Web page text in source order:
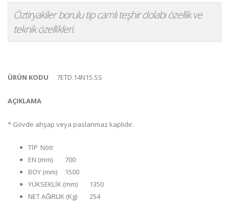
Öztiryakiler borulu tip camlı teşhir dolabı özellik ve
teknik özellikleri.
ÜRÜN KODU 7ETD.14N15.SS
AÇIKLAMA
* Gövde ahşap veya paslanmaz kaplıdır.
TİP Nötr
EN (mm)
700
BOY (mm)
1500
YÜKSEKLİK (mm)
1350
NET AĞIRLIK (Kg)
254